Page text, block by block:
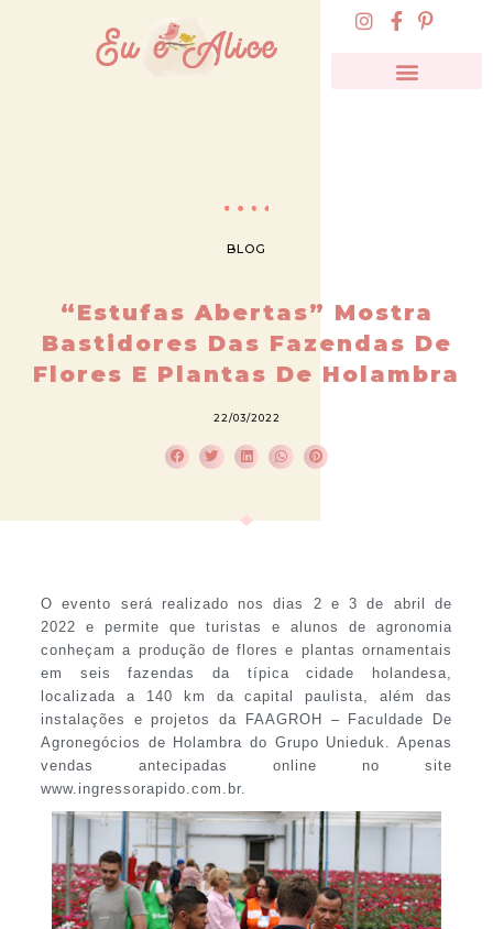
BLOG
“Estufas Abertas” Mostra
Bastidores Das Fazendas De
Flores E Plantas De Holambra
22/03/2022
O evento será realizado nos dias 2 e 3 de abril de
2022 e permite que turistas e alunos de agronomia
conheçam a produção de flores e plantas ornamentais
em seis fazendas da típica cidade holandesa,
localizada a 140 km da capital paulista, além das
instalações e projetos da FAAGROH – Faculdade De
Agronegócios de Holambra do Grupo Unieduk. Apenas
vendas antecipadas online no site
www.ingressorapido.com.br.